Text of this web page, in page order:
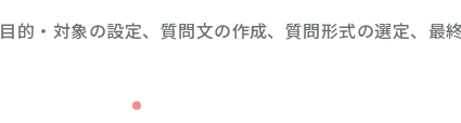
目的・対象の設定、質問文の作成、質問形式の選定、